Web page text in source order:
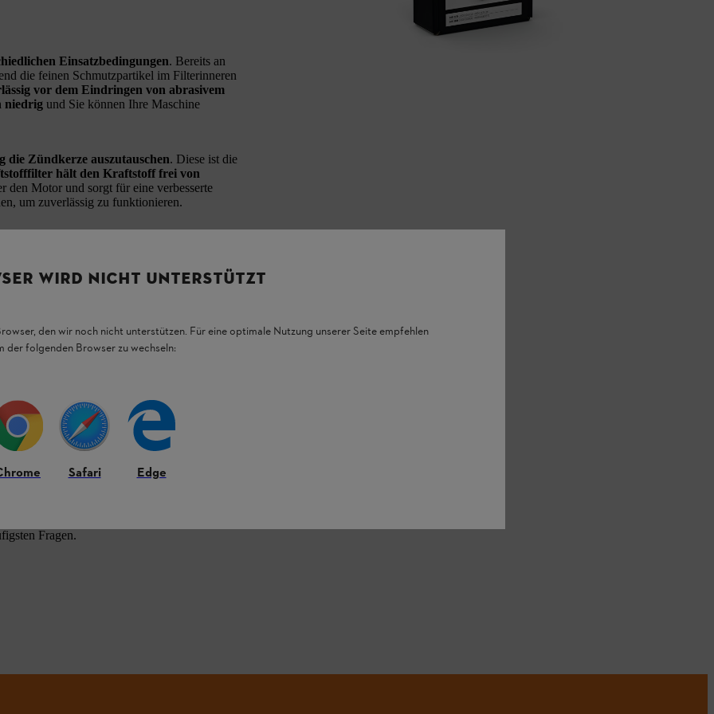
Einsatzbedingungen. Bereits an
die feinen Schmutzpartikel im Filterinneren
vor dem Eindringen von abrasivem
niedrig und Sie können Ihre Maschine
die Zündkerze auszutauschen. Diese ist die
hält den Kraftstoff frei von
den Motor und sorgt für eine verbesserte
um zuverlässig zu funktionieren.
entnehmen und tauschen. Sie benötigen
Produkten.
Fragen.
WIRD NICHT UNTERSTÜTZT
den wir noch nicht unterstützen. Für eine optimale Nutzung unserer Seite empfehlen
der folgenden Browser zu wechseln:
Safari Edge